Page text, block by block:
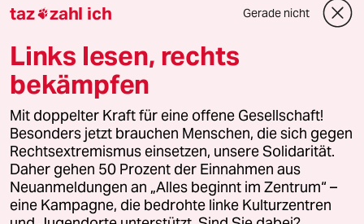
Feedback
Aboservice
ePaper Login
Downloads für Abonnierende
© 2026 taz Verlags und Vertriebs GmbH
taz zahl ich Gerade nicht
Links lesen, rechts
bekämpfen
Mit doppelter Kraft für eine offene Gesellschaft!
Besonders jetzt brauchen Menschen, die sich gegen
Rechtsextremismus einsetzen, unsere Solidarität.
Daher gehen 50 Prozent der Einnahmen aus
Neuanmeldungen an „Alles beginnt im Zentrum“ –
eine Kampagne, die bedrohte linke Kulturzentren